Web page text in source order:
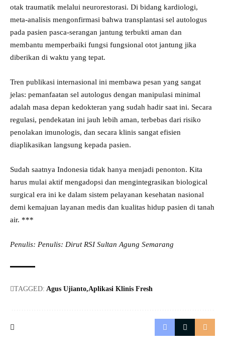
otak traumatik melalui neurorestorasi. Di bidang kardiologi,
meta-analisis mengonfirmasi bahwa transplantasi sel autologus
pada pasien pasca-serangan jantung terbukti aman dan
membantu memperbaiki fungsi fungsional otot jantung jika
diberikan di waktu yang tepat.
​Tren publikasi internasional ini membawa pesan yang sangat
jelas: pemanfaatan sel autologus dengan manipulasi minimal
adalah masa depan kedokteran yang sudah hadir saat ini. Secara
regulasi, pendekatan ini jauh lebih aman, terbebas dari risiko
penolakan imunologis, dan secara klinis sangat efisien
diaplikasikan langsung kepada pasien.
​Sudah saatnya Indonesia tidak hanya menjadi penonton. Kita
harus mulai aktif mengadopsi dan mengintegrasikan biological
surgical era ini ke dalam sistem pelayanan kesehatan nasional
demi kemajuan layanan medis dan kualitas hidup pasien di tanah
air. ***
Penulis: Penulis: Dirut RSI Sultan Agung Semarang
TAGGED: Agus Ujianto Aplikasi Klinis Fresh